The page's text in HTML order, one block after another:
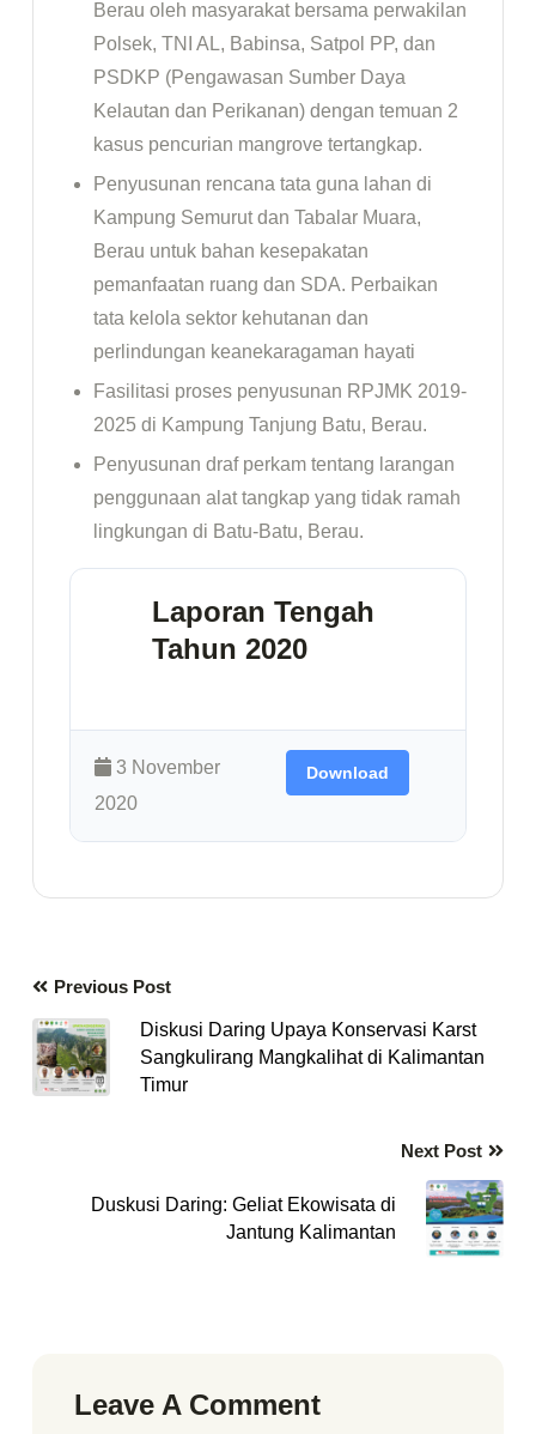
Berau oleh masyarakat bersama perwakilan
Polsek, TNI AL, Babinsa, Satpol PP, dan
PSDKP (Pengawasan Sumber Daya
Kelautan dan Perikanan) dengan temuan 2
kasus pencurian mangrove tertangkap.
Penyusunan rencana tata guna lahan di
Kampung Semurut dan Tabalar Muara,
Berau untuk bahan kesepakatan
pemanfaatan ruang dan SDA. Perbaikan
tata kelola sektor kehutanan dan
perlindungan keanekaragaman hayati
Fasilitasi proses penyusunan RPJMK 2019-
2025 di Kampung Tanjung Batu, Berau.
Penyusunan draf perkam tentang larangan
penggunaan alat tangkap yang tidak ramah
lingkungan di Batu-Batu, Berau.
Laporan Tengah
Tahun 2020
3 November
2020
Download
Previous Post
Diskusi Daring Upaya Konservasi Karst
Sangkulirang Mangkalihat di Kalimantan
Timur
Next Post
Duskusi Daring: Geliat Ekowisata di
Jantung Kalimantan
Leave A Comment